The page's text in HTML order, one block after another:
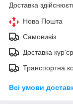
Доставка
Нова Пошта
Самовивіз
Доставка
Транспортна
Всі умови